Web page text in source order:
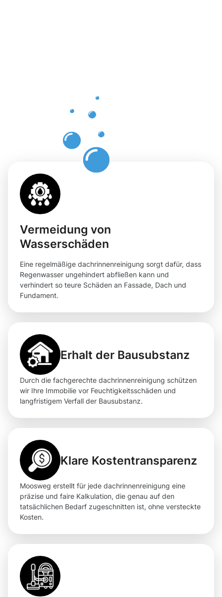
Vermeidung von
Wasserschäden
Eine regelmäßige dachrinnenreinigung sorgt dafür, dass
Regenwasser ungehindert abfließen kann und
verhindert so teure Schäden an Fassade, Dach und
Fundament.
Erhalt der Bausubstanz
Durch die fachgerechte dachrinnenreinigung schützen
wir Ihre Immobilie vor Feuchtigkeitsschäden und
langfristigem Verfall der Bausubstanz.
Klare Kostentransparenz
Moosweg erstellt für jede dachrinnenreinigung eine
präzise und faire Kalkulation, die genau auf den
tatsächlichen Bedarf zugeschnitten ist, ohne versteckte
Kosten.